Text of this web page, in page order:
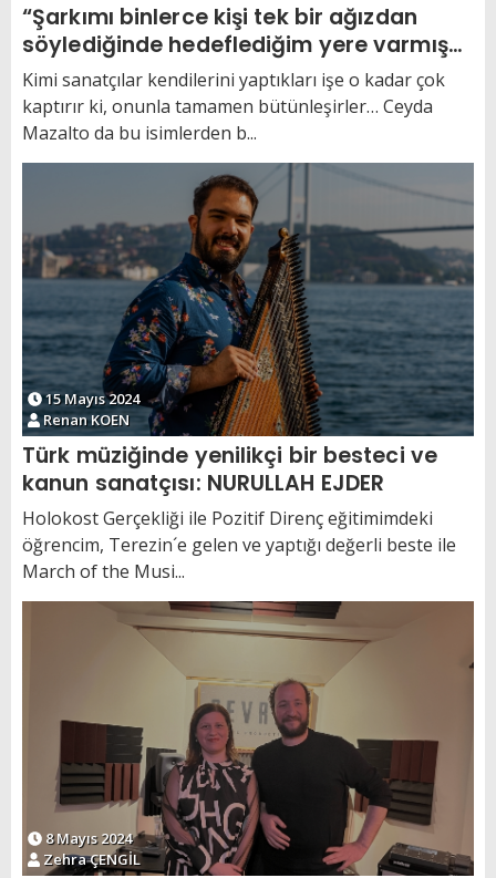
“Şarkımı binlerce kişi tek bir ağızdan
söylediğinde hedeflediğim yere varmış
olacağım”
Kimi sanatçılar kendilerini yaptıkları işe o kadar çok
kaptırır ki, onunla tamamen bütünleşirler… Ceyda
Mazalto da bu isimlerden b...
15 Mayıs 2024
Renan KOEN
Türk müziğinde yenilikçi bir besteci ve
kanun sanatçısı: NURULLAH EJDER
Holokost Gerçekliği ile Pozitif Direnç eğitimimdeki
öğrencim, Terezin´e gelen ve yaptığı değerli beste ile
March of the Musi...
8 Mayıs 2024
Zehra ÇENGİL